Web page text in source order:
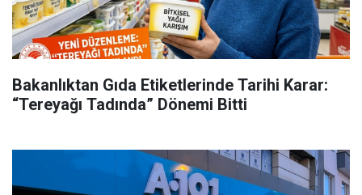
Bakanlıktan Gıda Etiketlerinde Tarihi Karar:
“Tereyağı Tadında” Dönemi Bitti